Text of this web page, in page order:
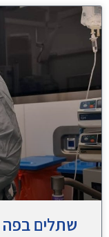
שתלים בפה